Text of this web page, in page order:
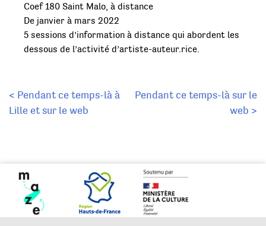
Coef 180 Saint Malo, à distance
De janvier à mars 2022
5 sessions d’information à distance qui abordent les
dessous de l’activité d’artiste-auteur.rice.
Navigation
de
< Pendant ce temps-là à
Lille et sur le web
Pendant ce temps-là sur le
web >